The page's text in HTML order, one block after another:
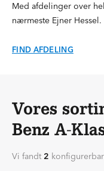
Med afdelinger over
nærmeste Ejner Hessel.
FIND AFDELING
Vores
Benz A-
Vi fandt 2